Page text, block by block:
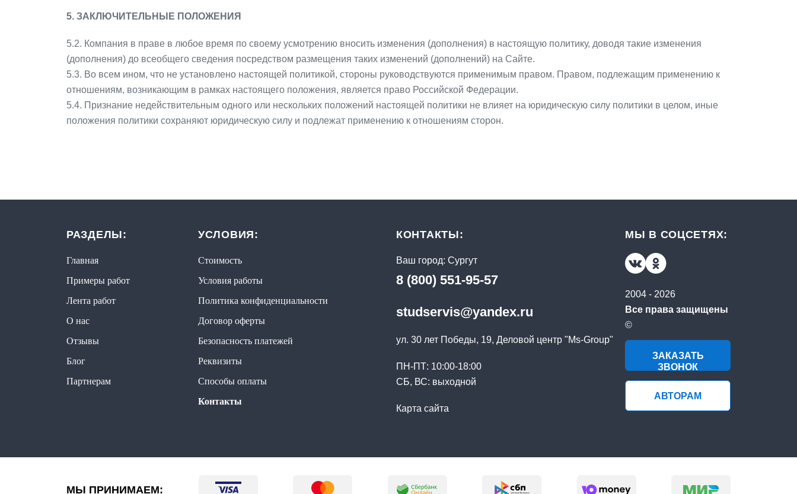
5. ЗАКЛЮЧИТЕЛЬНЫЕ ПОЛОЖЕНИЯ
5.2. Компания в праве в любое время по своему усмотрению вносить изменения (дополнения) в настоящую политику, доводя такие изменения
(дополнения) до всеобщего сведения посредством размещения таких изменений (дополнений) на Сайте.
5.3. Во всем ином, что не установлено настоящей политикой, стороны руководствуются применимым правом. Правом, подлежащим применению к
отношениям, возникающим в рамках настоящего положения, является право Российской Федерации.
5.4. Признание недействительным одного или нескольких положений настоящей политики не влияет на юридическую силу политики в целом, иные
положения политики сохраняют юридическую силу и подлежат применению к отношениям сторон.
РАЗДЕЛЫ:
Главная
Примеры работ
Лента работ
О нас
Отзывы
Блог
Партнерам
УСЛОВИЯ:
Стоимость
Условия работы
Политика конфиденциальности
Договор оферты
Безопасность платежей
Реквизиты
Способы оплаты
Контакты
КОНТАКТЫ:
Ваш город: Сургут
8 (800) 551-95-57
studservis@yandex.ru
ул. 30 лет Победы, 19, Деловой центр "Ms-Group"
ПН-ПТ: 10:00-18:00
СБ, ВС: выходной
Карта сайта
МЫ В СОЦСЕТЯХ:
2004 - 2026
Все права защищены
©
ЗАКАЗАТЬ
ЗВОНОК
АВТОРАМ
МЫ ПРИНИМАЕМ: